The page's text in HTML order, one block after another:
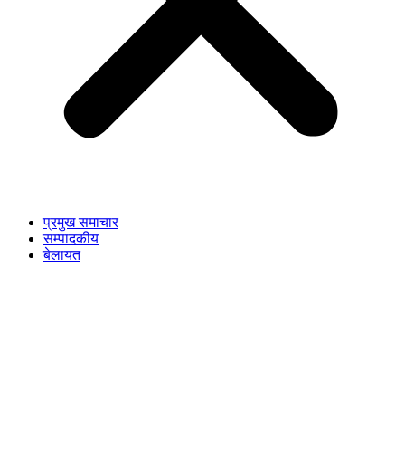
प्रमुख समाचार
सम्पादकीय
बेलायत